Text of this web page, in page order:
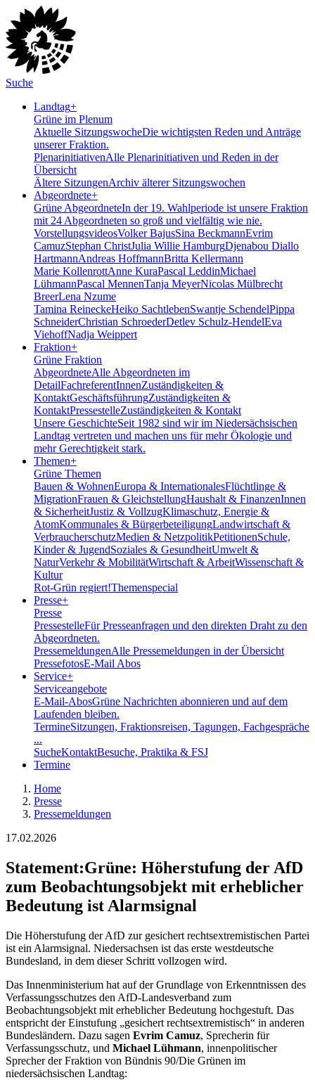
Suche
Landtag+
Grüne im Plenum
Aktuelle SitzungswocheDie wichtigsten Reden und Anträge
unserer Fraktion.
PlenarinitiativenAlle Plenarinitiativen und Reden in der
Übersicht
Ältere SitzungenArchiv älterer Sitzungswochen
Abgeordnete+
Grüne AbgeordneteIn der 19. Wahlperiode ist unsere Fraktion
mit 24 Abgeordneten so groß und vielfältig wie nie.
VorstellungsvideosVolker BajusSina BeckmannEvrim
CamuzStephan ChristJulia Willie HamburgDjenabou Diallo
HartmannAndreas HoffmannBritta Kellermann
Marie KollenrottAnne KuraPascal LeddinMichael
LühmannPascal MennenTanja MeyerNicolas Mülbrecht
BreerLena Nzume
Tamina ReineckeHeiko SachtlebenSwantje SchendelPippa
SchneiderChristian SchroederDetlev Schulz-HendelEva
ViehoffNadja Weippert
Fraktion+
Grüne Fraktion
AbgeordneteAlle Abgeordneten im
DetailFachreferentInnenZuständigkeiten &
KontaktGeschäftsführungZuständigkeiten &
KontaktPressestelleZuständigkeiten & Kontakt
Unsere GeschichteSeit 1982 sind wir im Nieder­sächsischen
Landtag vertreten und machen uns für mehr Ökologie und
mehr Gerechtigkeit stark.
Themen+
Grüne Themen
Bauen & WohnenEuropa & InternationalesFlüchtlinge &
MigrationFrauen & GleichstellungHaushalt & FinanzenInnen
& SicherheitJustiz & VollzugKlimaschutz, Energie &
AtomKommunales & BürgerbeteiligungLandwirtschaft &
VerbraucherschutzMedien & NetzpolitikPetitionenSchule,
Kinder & JugendSoziales & GesundheitUmwelt &
NaturVerkehr & MobilitätWirtschaft & ArbeitWissenschaft &
Kultur
Rot-Grün regiert!Themenspecial
Presse+
Presse
PressestelleFür Presseanfragen und den direkten Draht zu den
Abgeordneten.
PressemeldungenAlle Pressemeldungen in der Übersicht
PressefotosE-Mail Abos
Service+
Serviceangebote
E-Mail-AbosGrüne Nachrichten abonnieren und auf dem
Laufenden bleiben.
TermineSitzungen, Fraktionsreisen, Tagungen, Fachgespräche
...
SucheKontaktBesuche, Praktika & FSJ
Termine
Home
Presse
Pressemeldungen
17.02.2026
Statement:Grüne: Höherstufung der AfD
zum Beobachtungsobjekt mit erheblicher
Bedeutung ist Alarmsignal
Die Höherstufung der AfD zur gesichert rechtsextremistischen Partei
ist ein Alarmsignal. Niedersachsen ist das erste westdeutsche
Bundesland, in dem dieser Schritt vollzogen wird.
Das Innenministerium hat auf der Grundlage von Erkenntnissen des
Verfassungsschutzes den AfD-Landesverband zum
Beobachtungsobjekt mit erheblicher Bedeutung hochgestuft. Das
entspricht der Einstufung „gesichert rechtsextremistisch“ in anderen
Bundesländern. Dazu sagen Evrim Camuz, Sprecherin für
Verfassungsschutz, und Michael Lühmann, innenpolitischer
Sprecher der Fraktion von Bündnis 90/Die Grünen im
niedersächsischen Landtag: